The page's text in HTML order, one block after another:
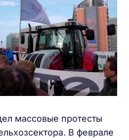
массовые протесты
В феврале